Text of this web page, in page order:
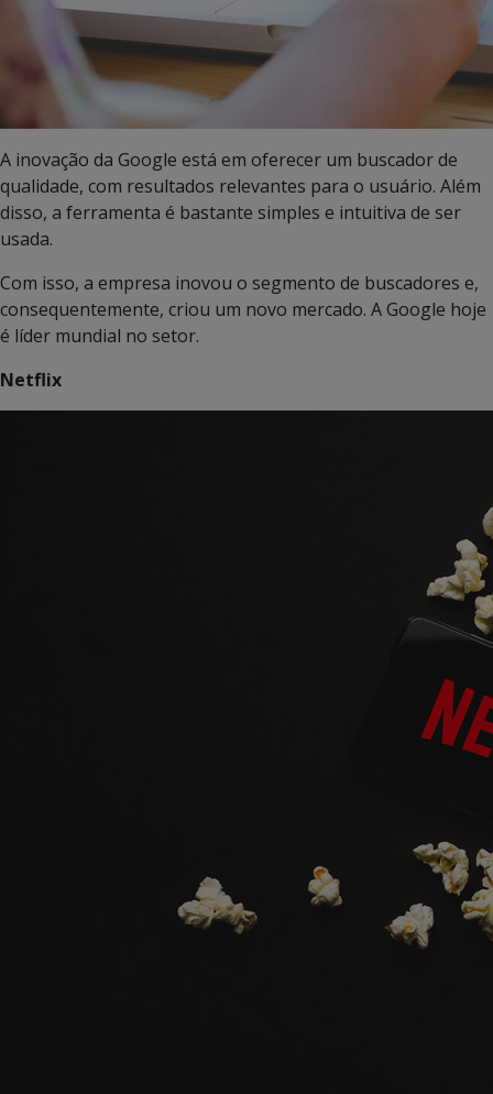
A inovação da Google está em oferecer um buscador de
qualidade, com resultados relevantes para o usuário. Além
disso, a ferramenta é bastante simples e intuitiva de ser
usada.
Com isso, a empresa inovou o segmento de buscadores e,
consequentemente, criou um novo mercado. A Google hoje
é líder mundial no setor.
Netflix